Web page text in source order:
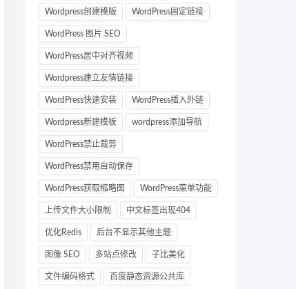
Wordpress创建模版 WordPress固定链接
WordPress 图片 SEO
WordPress居中对齐视频
Wordpress建立友情链接
WordPress快速安装 WordPress插入外链
Wordpress新建模板 wordpress添加导航
WordPress禁止裁剪
WordPress禁用自动保存
WordPress获取缩略图 WordPress菜单功能
上传文件大小限制 中文标签出现404
优化Redis 后台不显示其他主题
图像 SEO 多站点修改 子比美化
文件编码格式 百度静态资源公共库